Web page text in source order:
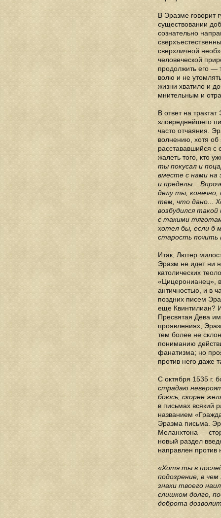
В Эразме говорит
существовании
сознательно
сверхличной
человеческой
продолжить его —
волю и не
жизни хватило и
мнительным и
В ответ на
зловреднейшего
часто отчаяния.
волнению, хотя об
расстававшийся с
жалеть того, кто
ты покусал и
вместе с нами на
и пределы...
делу ты, конечно,
тем, что дано...
возбудился
с такими
хотел бы, если б
старость почить
Итак, Лютер
Эразм не идет ни
католических
«Цицеронианец»,
античностью, и в
поздних писем
еще Квинтилиан?
Пресвятая Дева
проявлениях,
тем более не
пониманию
фанатизма; но
против него даже
С октября 1535 г.
страдаю
боюсь, скорее
в письмах всякий
названием
Эразма письма.
Меланхтона —
новый раздел
направлен
«Хотя ты в
подозрение, в
знаки твоего
слишком долго,
доброта